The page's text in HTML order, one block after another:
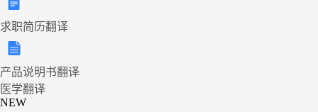
求职简历翻译
产品说明书翻译
医学翻译
NEW